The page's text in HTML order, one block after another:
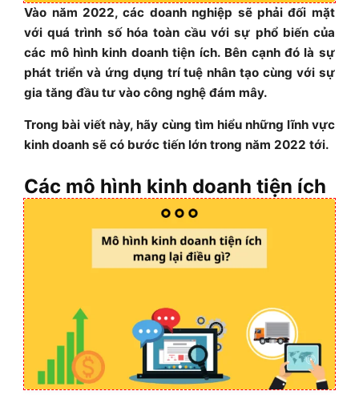
Vào năm 2022, các doanh nghiệp sẽ phải đối mặt
với quá trình số hóa toàn cầu với sự phổ biến của
các mô hình kinh doanh tiện ích. Bên cạnh đó là sự
phát triển và ứng dụng trí tuệ nhân tạo cùng với sự
gia tăng đầu tư vào công nghệ đám mây.
Trong bài viết này, hãy cùng tìm hiểu những lĩnh vực
kinh doanh sẽ có bước tiến lớn trong năm 2022 tới.
Các mô hình kinh doanh tiện ích